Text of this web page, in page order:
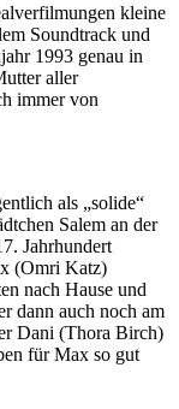
kleine
Soundtrack und
1993 genau in
aller
immer von
als „solide“
Salem an der
Jahrhundert
(Omri Katz)
nach Hause und
dann auch noch am
Dani (Thora Birch)
für Max so gut